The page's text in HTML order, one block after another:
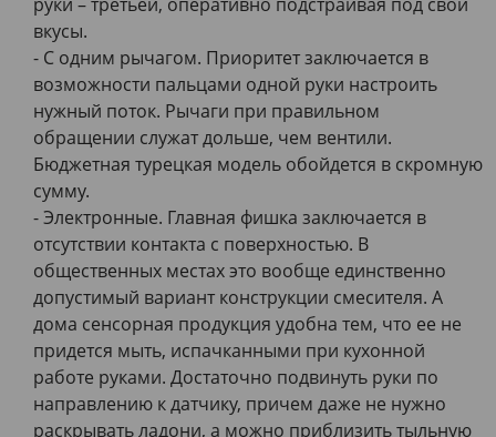
вкусы.
- С одним рычагом. Приоритет заключается в
возможности пальцами одной руки настроить
нужный поток. Рычаги при правильном
обращении служат дольше, чем вентили.
Бюджетная турецкая модель обойдется в скромную
сумму.
- Электронные. Главная фишка заключается в
отсутствии контакта с поверхностью. В
общественных местах это вообще единственно
допустимый вариант конструкции смесителя. А
дома сенсорная продукция удобна тем, что ее не
придется мыть, испачканными при кухонной
работе руками. Достаточно подвинуть руки по
направлению к датчику, причем даже не нужно
раскрывать ладони, а можно приблизить тыльную